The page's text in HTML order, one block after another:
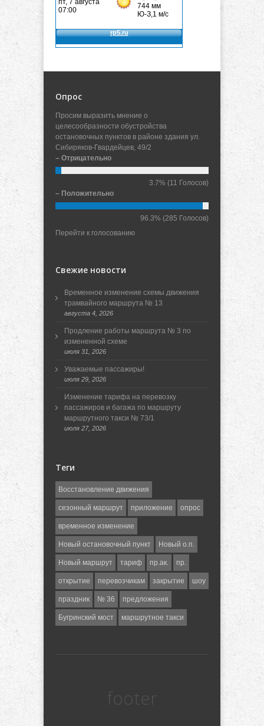
Опрос
Просим выразить мнение о
целесообразности обустройства
остановочных пунктов в районе здания ул.
Сибиряков-Гвардейцев, 49/2
– Отрицательно
3.7% (11 Голосов)
– Положительно
96.3% (285 Голосов)
Перейти к голосованию
Свежие новости
Временное изменение схемы движения
трамвайного маршрута № 13
августа 4, 2026
Продление работы маршрута № 3 по
измененной схеме
июля 31, 2026
Уважаемые пассажиры!
июля 29, 2026
Изменение тарифа на перевозку
пассажиров и багажа по маршруту
маршрутного такси № 73/1
июля 27, 2026
Теги
Восстановление движения
сезонный маршрут приложение опрос
временное изменение
Новый остановочный пункт Новый о.п.
Новый маршрут тариф пр.ак. пр.
открытие перевозчикам закрытие шоу
праздник № 36 предложения
Бугринский мост маршрутное такси
footer